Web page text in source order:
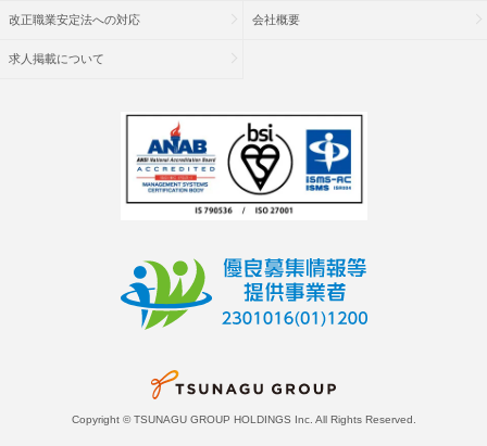
改正職業安定法への対応 会社概要
求人掲載について
Copyright © TSUNAGU GROUP HOLDINGS Inc. All Rights Reserved.